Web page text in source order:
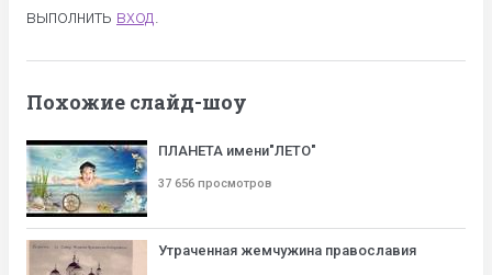
выполнить вход.
Похожие слайд-шоу
ПЛАНЕТА имени"ЛЕТО"
37 656 просмотров
Утраченная жемчужина православия